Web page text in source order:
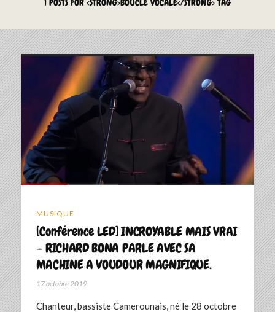
1 POSTS FOR <STRONG>BOUCLE VOCALE</STRONG> TAG
MUSIQUE
[Conférence LED] INCROYABLE MAIS VRAI
– RICHARD BONA PARLE AVEC SA
MACHINE A VOUDOUR MAGNIFIQUE.
17 octobre 2019
Chanteur, bassiste Camerounais, né le 28 octobre